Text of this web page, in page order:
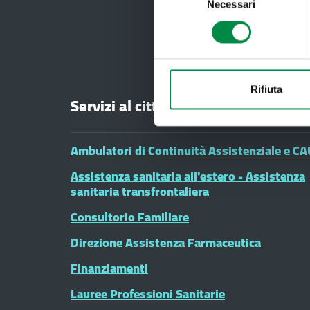
Necessari
Rifiuta
Servizi al cittadino
Ambulatori di Continuità Assistenziale e
Assistenza sanitaria all'estero - Assistenza
sanitaria transfrontaliera
Consultorio Familiare
Direzione Assistenza Farmaceutica
Finanziamenti
Lauree Professioni Sanitarie